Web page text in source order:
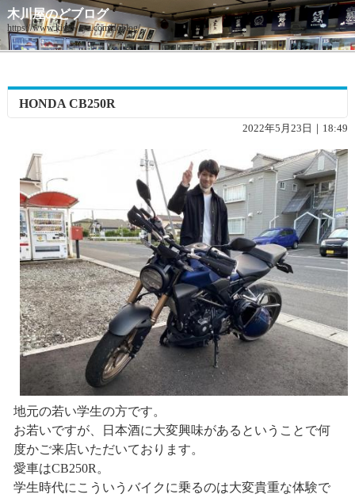
木川屋のどブログ
https://www.kigawaya.com/doblog/
HONDA CB250R
2022年5月23日｜18:49
地元の若い学生の方です。
お若いですが、日本酒に大変興味があるということで何
度かご来店いただいております。
愛車はCB250R。
学生時代にこういうバイクに乗るのは大変貴重な体験で